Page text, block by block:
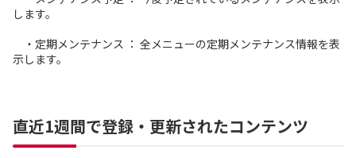
します。
・定期メンテナンス ： 全メニューの定期メンテナンス情報を表
示します。
直近1週間で登録・更新されたコンテンツ